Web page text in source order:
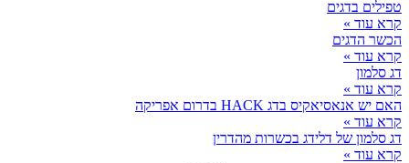
טפילים בדגים
קרא עוד »
הכשר הדגים
קרא עוד »
דג סלמון
קרא עוד »
האם יש אנאסיאקיס בדג HACK בדרום אפריקה
קרא עוד »
דג סלמון של דלידג בכשרות מהדרין
קרא עוד »